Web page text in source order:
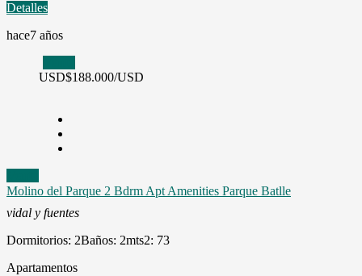
Detalles
hace7 años
USD$188.000/USD
Molino del Parque 2 Bdrm Apt Amenities Parque Batlle
vidal y fuentes
Dormitorios: 2Baños: 2mts2: 73
Apartamentos